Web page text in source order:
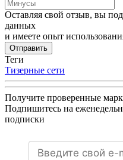
Оставляя свой отзыв, вы
данных
и имеете опыт
Отправить
Теги
Тизерные сети
Получите проверенные
Подпишитесь на
подписки